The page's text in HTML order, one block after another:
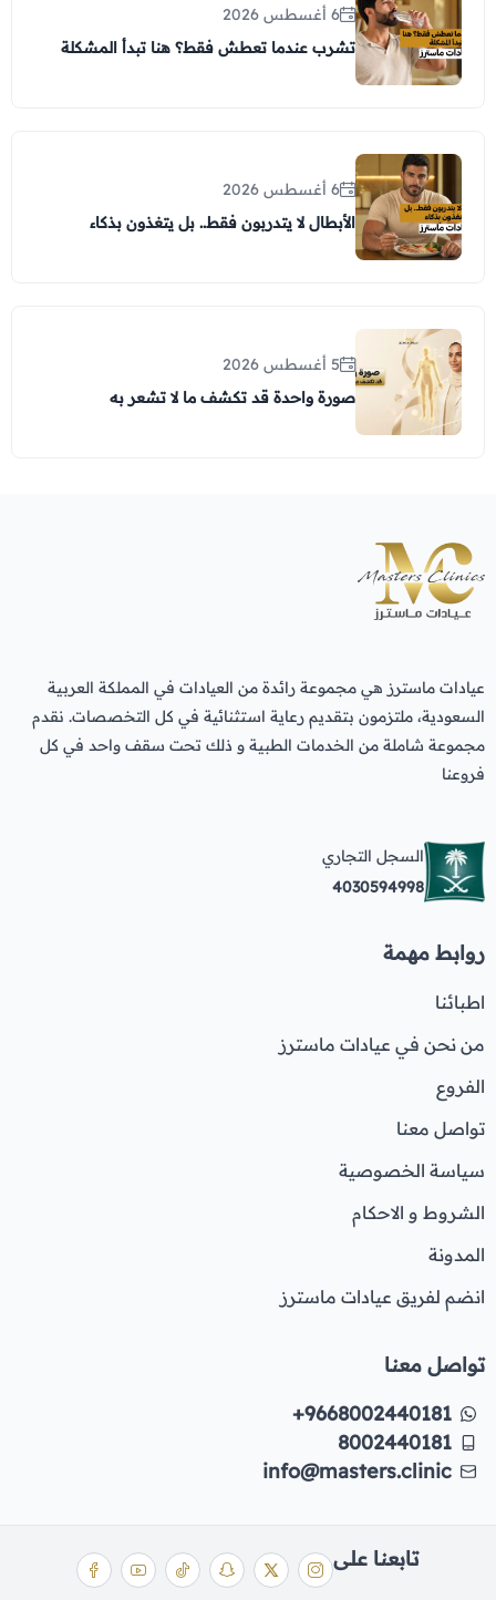
6 أغسطس 2026
تشرب عندما تعطش فقط؟ هنا تبدأ المشكلة
6 أغسطس 2026
الأبطال لا يتدربون فقط.. بل يتغذون بذكاء
5 أغسطس 2026
صورة واحدة قد تكشف ما لا تشعر به
عيادات ماسترز هي مجموعة رائدة من العيادات في المملكة العربية
السعودية، ملتزمون بتقديم رعاية استثنائية في كل التخصصات. نقدم
مجموعة شاملة من الخدمات الطبية و ذلك تحت سقف واحد في كل
فروعنا
السجل التجاري
4030594998
روابط مهمة
اطبائنا
من نحن في عيادات ماسترز
الفروع
تواصل معنا
سياسة الخصوصية
الشروط و الاحكام
المدونة
انضم لفريق عيادات ماسترز
تواصل معنا
+9668002440181
8002440181
info@masters.clinic
تابعنا على